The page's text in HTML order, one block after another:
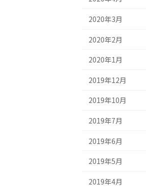
2020年3月
2020年2月
2020年1月
2019年12月
2019年10月
2019年7月
2019年6月
2019年5月
2019年4月